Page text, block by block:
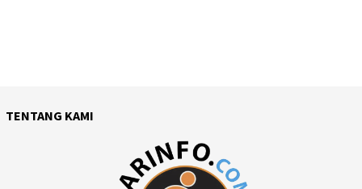
TENTANG KAMI